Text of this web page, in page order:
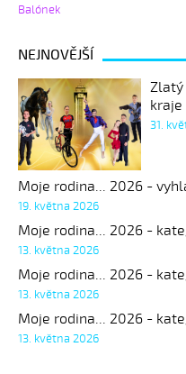
Balónek
NEJNOVĚJŠÍ
Zlatý
31.
Moje rodina... 2026 -
19. května 2026
Moje rodina... 2026 -
13. května 2026
Moje rodina... 2026 -
13. května 2026
Moje rodina... 2026 -
13. května 2026